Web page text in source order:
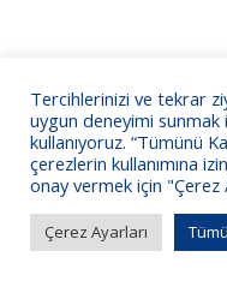
Tercihlerinizi ve tekrar
uygun deneyimi
kullanıyoruz. “Tümünü
çerezlerin kullanımına
onay vermek için "Çerez
Çerez Ayarları